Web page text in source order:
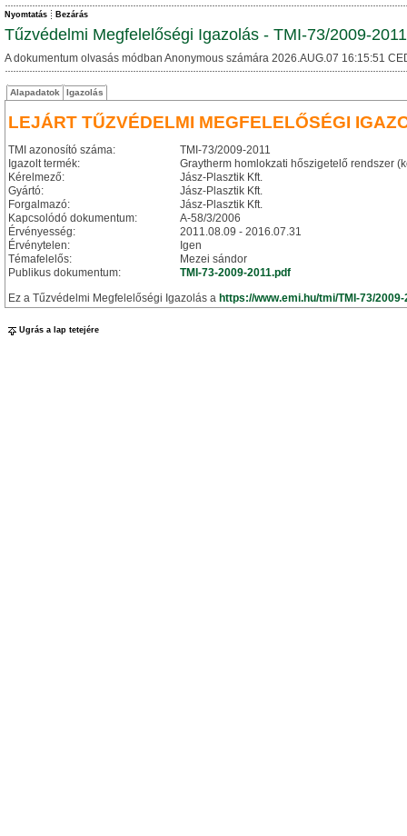
Nyomtatás Bezárás
Tűzvédelmi Megfelelőségi Igazolás - TMI-73/2009-2011
A dokumentum olvasás módban Anonymous számára 2026.AUG.07 16:15:51
Alapadatok Igazolás
LEJÁRT TŰZVÉDELMI MEGFELELŐSÉGI
TMI azonosító száma:
TMI-73/2009-2011
Igazolt termék:
Graytherm homlokzati hőszigetelő rendszer
Kérelmező:
Jász-Plasztik Kft.
Gyártó:
Jász-Plasztik Kft.
Forgalmazó:
Jász-Plasztik Kft.
Kapcsolódó dokumentum:
A-58/3/2006
Érvényesség:
2011.08.09 - 2016.07.31
Érvénytelen:
Igen
Témafelelős:
Mezei sándor
Publikus dokumentum:
TMI-73-2009-2011.pdf
Ez a Tűzvédelmi Megfelelőségi Igazolás a https://www.emi.hu/tmi/TMI-73/2009-
Ugrás a lap tetejére